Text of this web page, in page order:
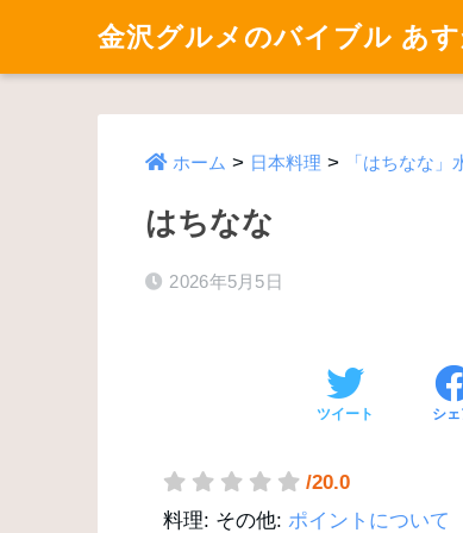
金沢グルメのバイブル あ
ホーム > 日本料理 > 「はちなな
はちなな
2026年5月5日
ツイート シ
/20.0
料理: その他: ポイントについて